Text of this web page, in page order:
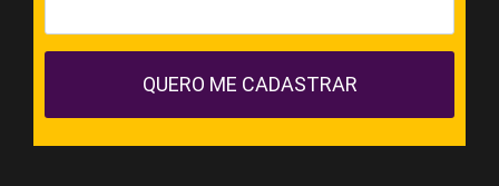
QUERO ME CADASTRAR